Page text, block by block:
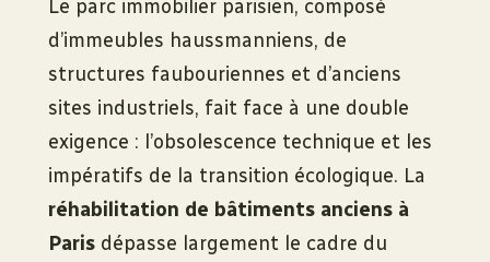
Le parc immobilier parisien, composé
d’immeubles haussmanniens, de
structures faubouriennes et d’anciens
sites industriels, fait face à une double
exigence : l’obsolescence technique et les
impératifs de la transition écologique. La
réhabilitation de bâtiments anciens à
Paris dépasse largement le cadre du